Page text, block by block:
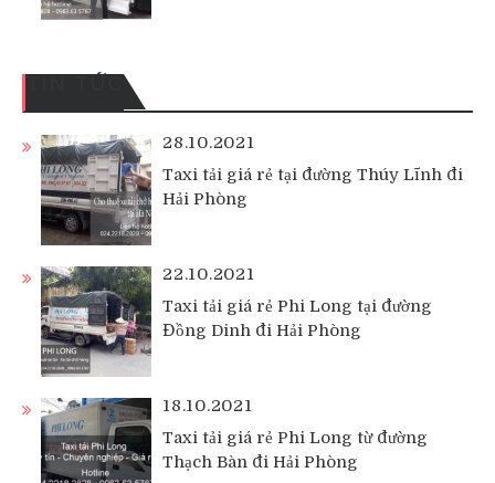
TIN TỨC
28.10.2021
Taxi tải giá rẻ tại đường Thúy Lĩnh đi
Hải Phòng
22.10.2021
Taxi tải giá rẻ Phi Long tại đường
Đồng Dinh đi Hải Phòng
18.10.2021
Taxi tải giá rẻ Phi Long từ đường
Thạch Bàn đi Hải Phòng